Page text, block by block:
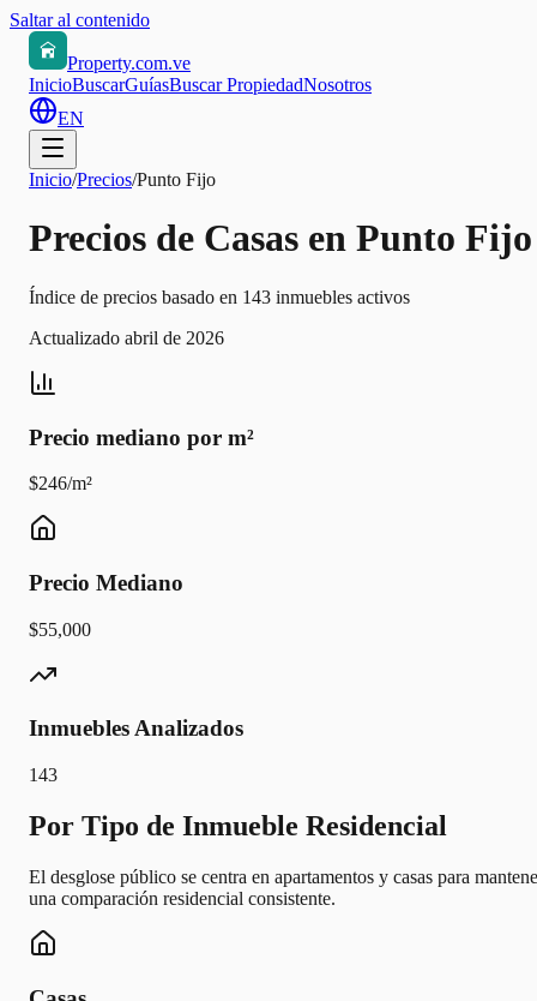
Saltar al contenido
Property.com.ve
InicioBuscarGuíasBuscar PropiedadNosotros
EN
Inicio/Precios/Punto Fijo
Precios de Casas en Punto Fijo
Índice de precios basado en 143 inmuebles activos
Actualizado abril de 2026
Precio mediano por m²
$246/m²
Precio Mediano
$55,000
Inmuebles Analizados
143
Por Tipo de Inmueble Residencial
El desglose público se centra en apartamentos y casas para
una comparación residencial consistente.